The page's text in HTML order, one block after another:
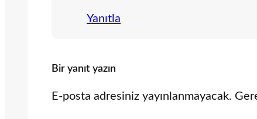
Yanıtla
Bir yanıt yazın
E-posta adresiniz yayınlanmayacak.